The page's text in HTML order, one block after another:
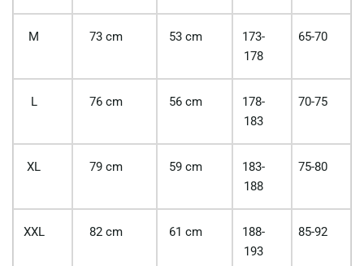
M 73 cm 53 cm
173-
178
65-70
L 76 cm 56 cm
178-
183
70-75
XL 79 cm 59 cm
183-
188
75-80
XXL 82 cm 61 cm
188-
193
85-92